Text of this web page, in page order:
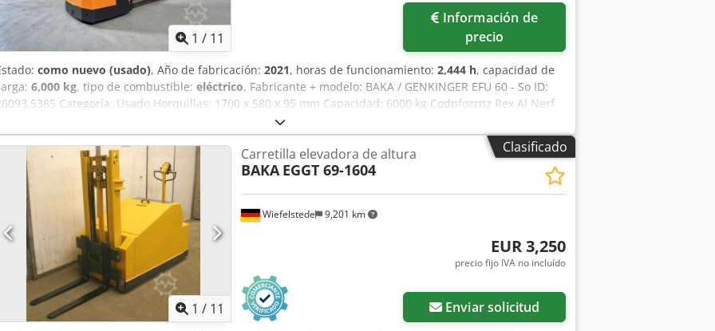
1 / 11
precio
como nuevo (usado), Año de fabricación: 2021, horas de funcionamiento: 2,444 h, capacidad de
6,000 kg, tipo de combustible: eléctrico, Fabricante + modelo: BAKA / GENKINGER EFU 60 - So ID:
Categoría: Usado Horquillas: 1700 x 580 x 95 mm Capacidad: 6000 kg Codpfozrnz Rex Al Nerf
Año: 2021 Horas: 2444 horas Capacidad: 24 V / 460 Ah Opciones: BAKA / GENKINGER, elevador de paletas,
asistida.
Clasificado
1 / 11
Wiefelstede 9,201 km
Carretilla elevadora de altura
BAKA EGGT 69-1604
EUR 3,250
precio fijo IVA no incluído
Enviar solicitud